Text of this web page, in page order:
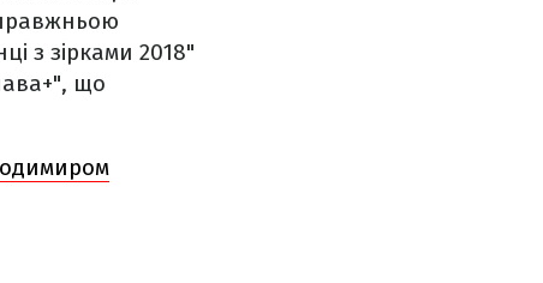
з зірками 2018"
що